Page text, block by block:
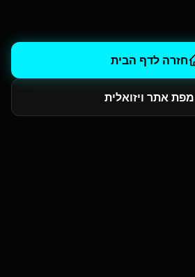
חזרה לדף הבית
מפת אתר ויזואלית